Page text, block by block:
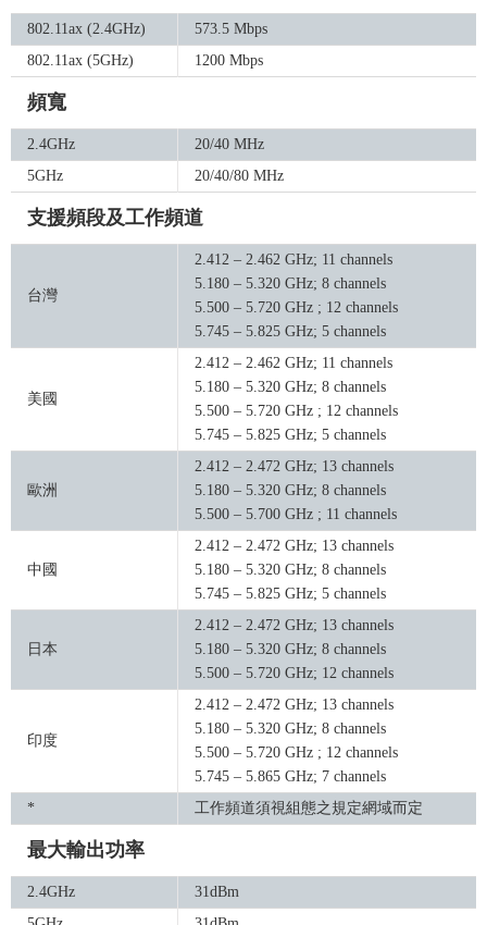
802.11ax (2.4GHz)
573.5 Mbps
802.11ax (5GHz)
1200 Mbps
頻寬
2.4GHz
20/40 MHz
5GHz
20/40/80 MHz
支援頻段及工作頻道
台灣
2.412 – 2.462 GHz; 11 channels
5.180 – 5.320 GHz; 8 channels
5.500 – 5.720 GHz ; 12 channels
5.745 – 5.825 GHz; 5 channels
美國
2.412 – 2.462 GHz; 11 channels
5.180 – 5.320 GHz; 8 channels
5.500 – 5.720 GHz ; 12 channels
5.745 – 5.825 GHz; 5 channels
歐洲
2.412 – 2.472 GHz; 13 channels
5.180 – 5.320 GHz; 8 channels
5.500 – 5.700 GHz ; 11 channels
中國
2.412 – 2.472 GHz; 13 channels
5.180 – 5.320 GHz; 8 channels
5.745 – 5.825 GHz; 5 channels
日本
2.412 – 2.472 GHz; 13 channels
5.180 – 5.320 GHz; 8 channels
5.500 – 5.720 GHz; 12 channels
印度
2.412 – 2.472 GHz; 13 channels
5.180 – 5.320 GHz; 8 channels
5.500 – 5.720 GHz ; 12 channels
5.745 – 5.865 GHz; 7 channels
*
工作頻道須視組態之規定網域而定
最大輸出功率
2.4GHz
31dBm